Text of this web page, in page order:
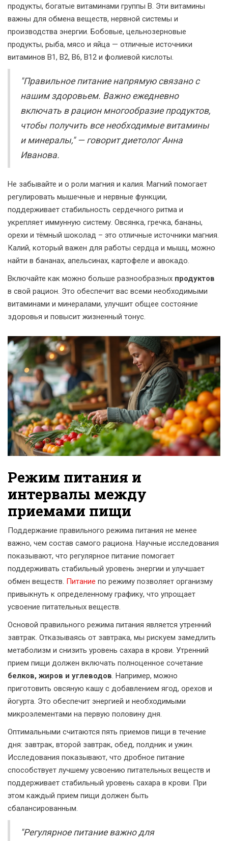
продукты, богатые витаминами группы B. Эти витамины
важны для обмена веществ, нервной системы и
производства энергии. Бобовые, цельнозерновые
продукты, рыба, мясо и яйца — отличные источники
витаминов B1, B2, B6, B12 и фолиевой кислоты.
"Правильное питание напрямую связано с
нашим здоровьем. Важно ежедневно
включать в рацион многообразие продуктов,
чтобы получить все необходимые витамины
и минералы," — говорит диетолог Анна
Иванова.
Не забывайте и о роли магния и калия. Магний помогает
регулировать мышечные и нервные функции,
поддерживает стабильность сердечного ритма и
укрепляет иммунную систему. Овсянка, гречка, бананы,
орехи и тёмный шоколад – это отличные источники магния.
Калий, который важен для работы сердца и мышц, можно
найти в бананах, апельсинах, картофеле и авокадо.
Включайте как можно больше разнообразных продуктов
в свой рацион. Это обеспечит вас всеми необходимыми
витаминами и минералами, улучшит общее состояние
здоровья и повысит жизненный тонус.
Режим питания и
интервалы между
приемами пищи
Поддержание правильного режима питания не менее
важно, чем состав самого рациона. Научные исследования
показывают, что регулярное питание помогает
поддерживать стабильный уровень энергии и улучшает
обмен веществ. Питание по режиму позволяет организму
привыкнуть к определенному графику, что упрощает
усвоение питательных веществ.
Основой правильного режима питания является утренний
завтрак. Отказываясь от завтрака, мы рискуем замедлить
метаболизм и снизить уровень сахара в крови. Утренний
прием пищи должен включать полноценное сочетание
белков, жиров и углеводов. Например, можно
приготовить овсяную кашу с добавлением ягод, орехов и
йогурта. Это обеспечит энергией и необходимыми
микроэлементами на первую половину дня.
Оптимальными считаются пять приемов пищи в течение
дня: завтрак, второй завтрак, обед, полдник и ужин.
Исследования показывают, что дробное питание
способствует лучшему усвоению питательных веществ и
поддерживает стабильный уровень сахара в крови. При
этом каждый прием пищи должен быть
сбалансированным.
"Регулярное питание важно для